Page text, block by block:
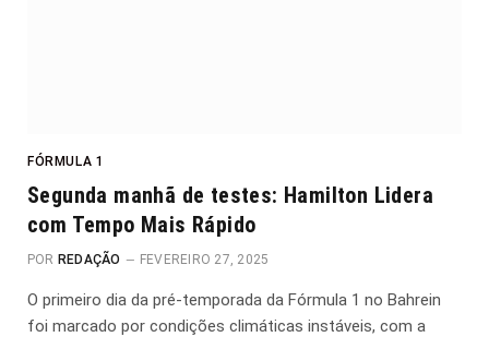
FÓRMULA 1
Segunda manhã de testes: Hamilton Lidera
com Tempo Mais Rápido
POR REDAÇÃO FEVEREIRO 27, 2025
O primeiro dia da pré-temporada da Fórmula 1 no Bahrein
foi marcado por condições climáticas instáveis, com a